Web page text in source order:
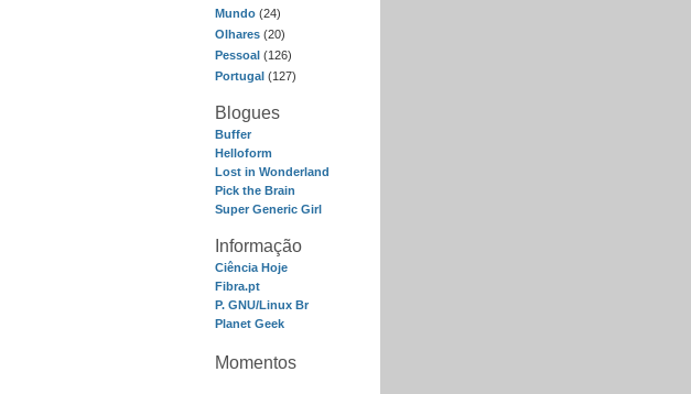
Mundo (24)
Olhares (20)
Pessoal (126)
Portugal (127)
Blogues
Buffer
Helloform
Lost in Wonderland
Pick the Brain
Super Generic Girl
Informação
Ciência Hoje
Fibra.pt
P. GNU/Linux Br
Planet Geek
Momentos